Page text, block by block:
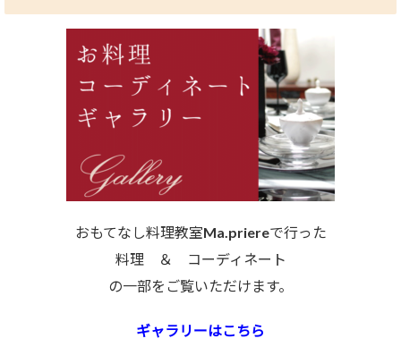
おもてなし料理教室Ma.priereで行った
料理 ＆ コーディネート
の一部をご覧いただけます。
ギャラリーはこちら